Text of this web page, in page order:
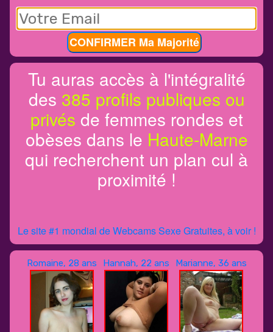
CONFIRMER Ma Majorité
Tu auras accès à l'intégralité
des 385 profils publiques ou
privés de femmes rondes et
obèses dans le Haute-Marne
qui recherchent un plan cul à
proximité !
Le site #1 mondial de Webcams Sexe Gratuites, à voir !
Romaine, 28 ans Hannah, 22 ans Marianne, 36 ans